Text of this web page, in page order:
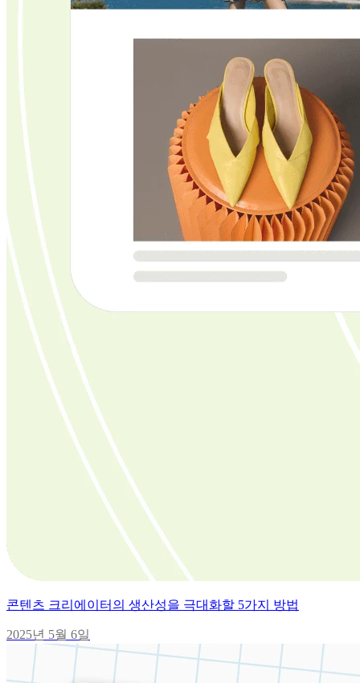
콘텐츠 크리에이터의 생산성을 극대화할 5가지 방법
2025년 5월 6일